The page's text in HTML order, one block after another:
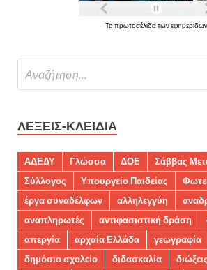
Τα πρωτοσέλιδα των εφημερίδων
ΛΈΞΕΙΣ-ΚΛΕΙΔΙΆ
ΑΔΕΔΥ Γλώσσα ΔΟΕ
Σάββας
Σύλλογος
Υπουργείο Παιδείας
έργα συναδέλφων
αλληλεγγύη
αναπληρωτές
αντιφασιστική δράση
απεργία
αρχαία Ελλάδα γεωγραφία
δημόσιο σχολείο
διδασκαλία διώξεις